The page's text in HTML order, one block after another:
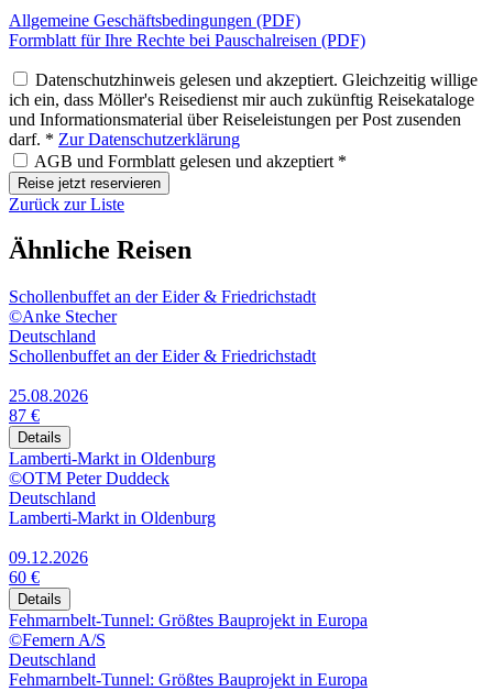
Allgemeine Geschäftsbedingungen (PDF)
Formblatt für Ihre Rechte bei Pauschalreisen (PDF)
Datenschutzhinweis gelesen und akzeptiert. Gleichzeitig willige
ich ein, dass Möller's Reisedienst mir auch zukünftig Reisekataloge
und Informationsmaterial über Reiseleistungen per Post zusenden
darf. * Zur Datenschutzerklärung
AGB und Formblatt gelesen und akzeptiert *
Reise jetzt reservieren
Zurück zur Liste
Ähnliche Reisen
Schollenbuffet an der Eider & Friedrichstadt
©Anke Stecher
Deutschland
Schollenbuffet an der Eider & Friedrichstadt
25.08.2026
87 €
Details
Lamberti-Markt in Oldenburg
©OTM Peter Duddeck
Deutschland
Lamberti-Markt in Oldenburg
09.12.2026
60 €
Details
Fehmarnbelt-Tunnel: Größtes Bauprojekt in Europa
©Femern A/S
Deutschland
Fehmarnbelt-Tunnel: Größtes Bauprojekt in Europa